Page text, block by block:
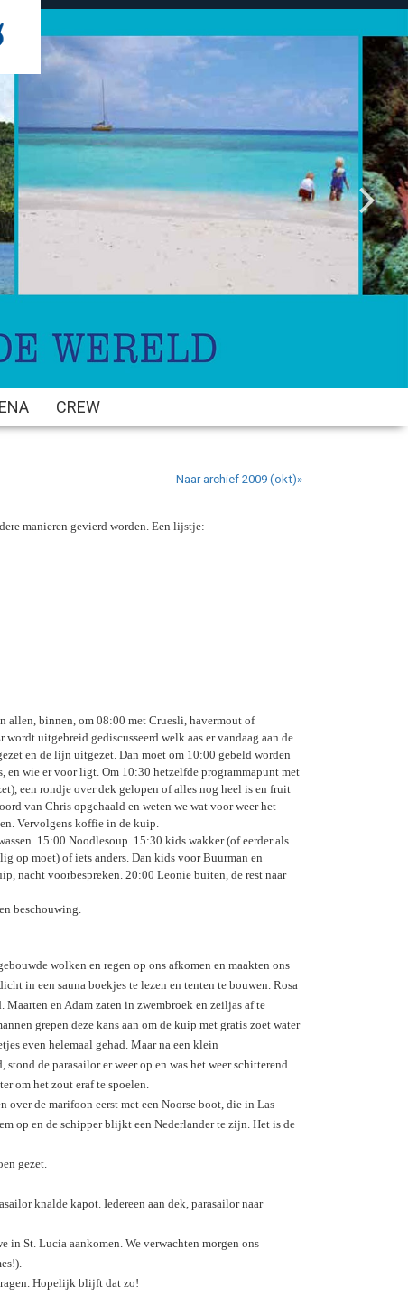
CREW
Naar archief 2009 (okt)»
manieren gevierd worden. Een lijstje:
allen, binnen, om 08:00 met Cruesli, havermout of
uitgebreid gediscusseerd welk aas er vandaag aan de
en de lijn uitgezet. Dan moet om 10:00 gebeld worden
en wie er voor ligt. Om 10:30 hetzelfde programmapunt met
een rondje over dek gelopen of alles nog heel is en fruit
van Chris opgehaald en weten we wat voor weer het
Vervolgens koffie in de kuip.
15:00 Noodlesoup. 15:30 kids wakker (of eerder als
op moet) of iets anders. Dan kids voor Buurman en
nacht voorbespreken. 20:00 Leonie buiten, de rest naar
beschouwing.
wolken en regen op ons afkomen en maakten ons
in een sauna boekjes te lezen en tenten te bouwen. Rosa
Maarten en Adam zaten in zwembroek en zeiljas af te
grepen deze kans aan om de kuip met gratis zoet water
even helemaal gehad. Maar na een klein
de parasailor er weer op en was het weer schitterend
om het zout eraf te spoelen.
de marifoon eerst met een Noorse boot, die in Las
op en de schipper blijkt een Nederlander te zijn. Het is de
gezet.
knalde kapot. Iedereen aan dek, parasailor naar
in St. Lucia aankomen. We verwachten morgen ons
Hopelijk blijft dat zo!